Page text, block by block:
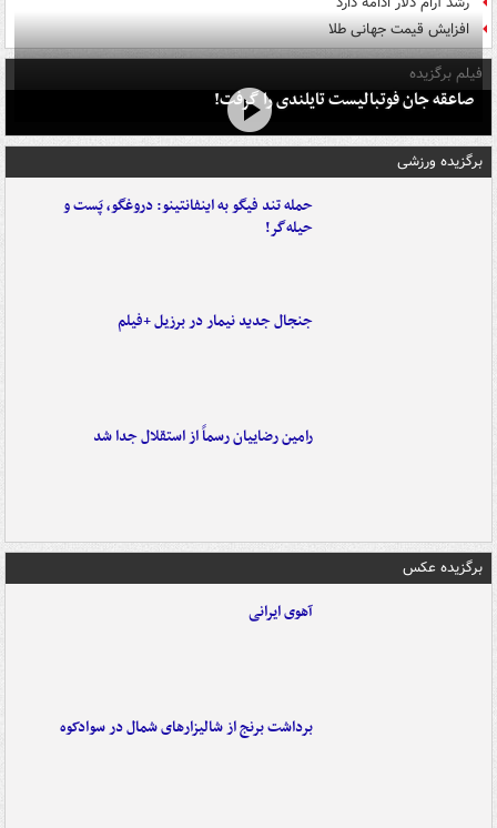
افزایش قیمت جهانی طلا
فیلم برگزیده
صاعقه جان فوتبالیست تایلندی را گرفت!
برگزیده ورزشی
حمله تند فیگو به اینفانتینو: دروغگو، پَست‌ و
حیله‌گر!
جنجال جدید نیمار در برزیل +فیلم
رامین رضاییان رسماً از استقلال جدا شد
برگزیده عکس
آهوی ایرانی
برداشت برنج از شالیزارهای شمال در سوادکوه